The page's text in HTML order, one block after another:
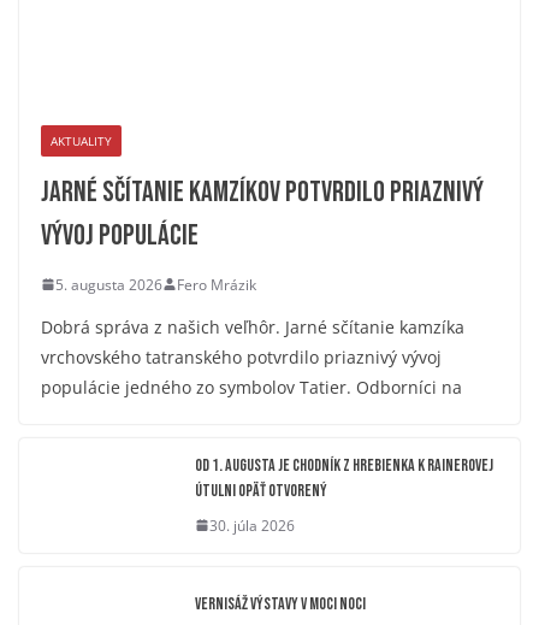
AKTUALITY
Jarné sčítanie kamzíkov potvrdilo priaznivý
vývoj populácie
5. augusta 2026 Fero Mrázik
Dobrá správa z našich veľhôr. Jarné sčítanie kamzíka
vrchovského tatranského potvrdilo priaznivý vývoj
populácie jedného zo symbolov Tatier. Odborníci na
OD 1. AUGUSTA JE CHODNÍK Z HREBIENKA K RAINEROVEJ
ÚTULNI OPÄŤ OTVORENÝ
30. júla 2026
Vernisáž výstavy V moci noci